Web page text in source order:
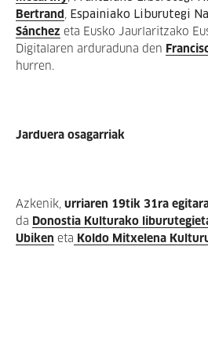
Bertrand , Espainiako Liburutegi
Sánchez eta Eusko Jaurlaritzako
Digitalaren arduraduna den
hurren.
Jarduera osagarriak
Azkenik, urriaren 19tik 31ra
da Donostia Kulturako
Ubiken eta Koldo Mitxelena